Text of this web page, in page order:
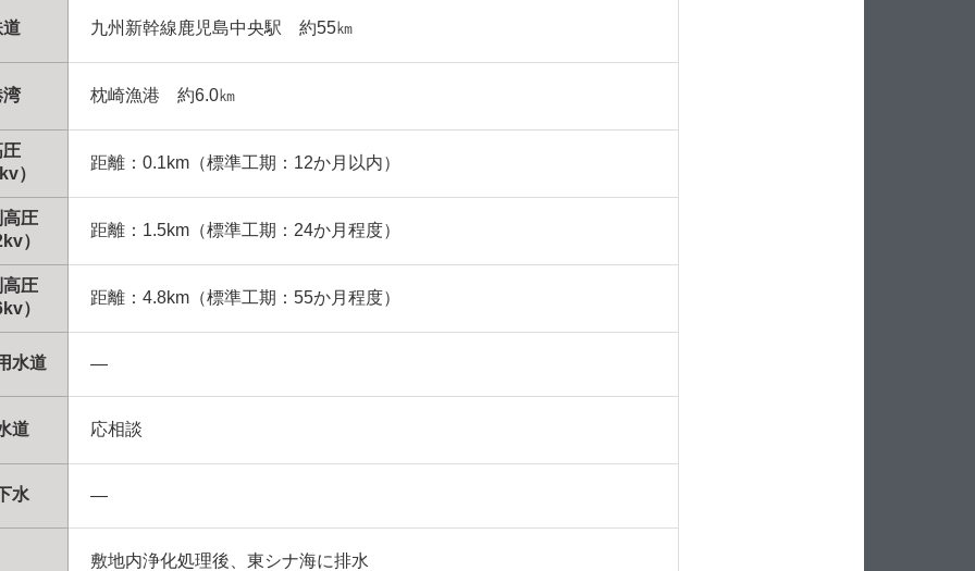
道 九州新幹線鹿児島中央駅 約55㎞
湾 枕崎漁港 約6.0㎞
圧
）
距離：0.1km（標準工期：12か月以内）
圧
）
距離：1.5km（標準工期：24か月程度）
圧
）
距離：4.8km（標準工期：55か月程度）
水道 ―
道 応相談
水 ―
敷地内浄化処理後、東シナ海に排水